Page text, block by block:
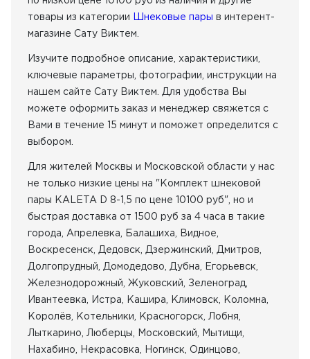
шнековой пары.
Характеристики статораKALETA D 8-1,5
Диаметр, мм 90
Длина, мм 273
Размер зерна макс., мм 3
Совместимость
KALETA 5S MAX 380В
Совместимость
Совместимость
M-TEC duo-mix 380В
Совместимость
PUTZMEISTER MP25 380В
Совместимость
Mixxmann S7 380В
Совместимость
Mixxmann S8 220/380В
Диаметр, мм
товары из категории
Шнековые пары в интерент-
магазине Сату Виктем.
Изучите подробное описание, характеристики,
ключевые параметры, фотографии, инструкции на
нашем сайте Сату Виктем. Для удобства Вы
можете оформить заказ и менеджер свяжется с
Вами в течение 15 минут и поможет определится с
выбором.
Для жителей Москвы и Московской области у нас
не только низкие цены на "Комплект шнековой
пары KALETA D 8-1,5 по цене 10100 руб", но и
быстрая доставка от 1500 руб за 4 часа в такие
города, Апрелевка, Балашиха, Видное,
Воскресенск, Дедовск, Дзержинский, Дмитров,
Долгопрудный, Домодедово, Дубна, Егорьевск,
Железнодорожный, Жуковский, Зеленоград,
Ивантеевка, Истра, Кашира, Климовск, Коломна,
Королёв, Котельники, Красногорск, Лобня,
Лыткарино, Люберцы, Московский, Мытищи,
Нахабино, Некрасовка, Ногинск, Одинцово,